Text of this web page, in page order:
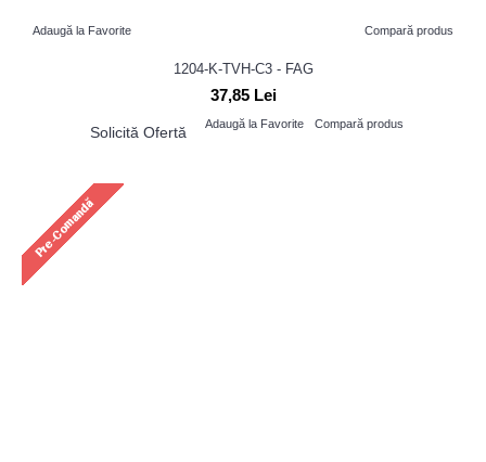
Adaugă la Favorite Compară produs
1204-K-TVH-C3 - FAG
37,85 Lei
Solicită Ofertă Adaugă la Favorite Compară produs